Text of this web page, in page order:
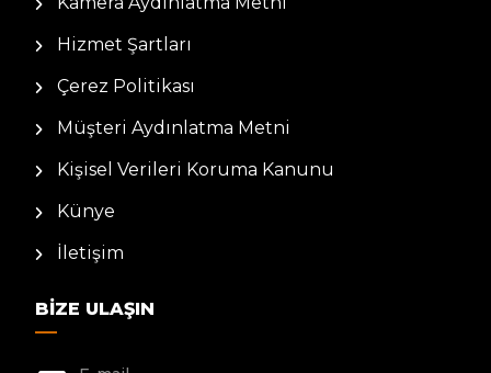
Hizmet Şartları
Çerez Politikası
Müşteri Aydınlatma Metni
Kişisel Verileri Koruma Kanunu
Künye
İletişim
BIZE ULAŞIN